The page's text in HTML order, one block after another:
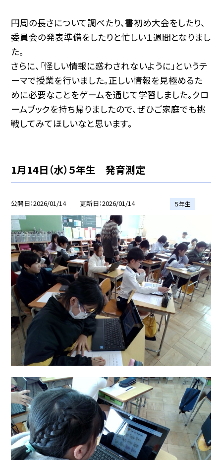
円周の長さについて調べたり、書初め大会をしたり、
委員会の発表準備をしたりと忙しい１週間となりまし
た。
さらに、「怪しい情報に惑わされないように」というテ
ーマで授業を行いました。正しい情報を見極めるた
めに必要なことをゲームを通じて学習しました。クロ
ームブックを持ち帰りましたので、ぜひご家庭でも挑
戦してみてほしいなと思います。
1月14日（水）５年生 発育測定
公開日 2026/01/14 更新日 2026/01/14 ５年生